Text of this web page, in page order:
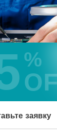
%
заявку